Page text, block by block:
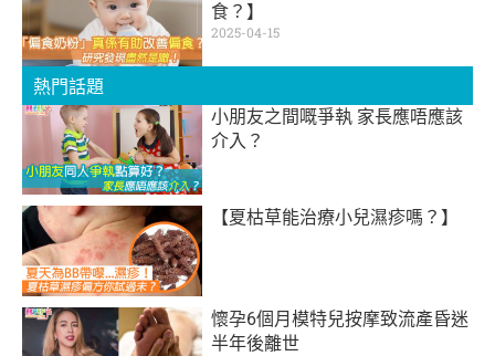
食？】
2025-04-15
熱門話題
小朋友之間嘅爭執 家長應唔應該
介入？
【夏枯草能治療小兒濕疹嗎？】
懷孕6個月模特兒按摩致流產昏迷
半年後離世